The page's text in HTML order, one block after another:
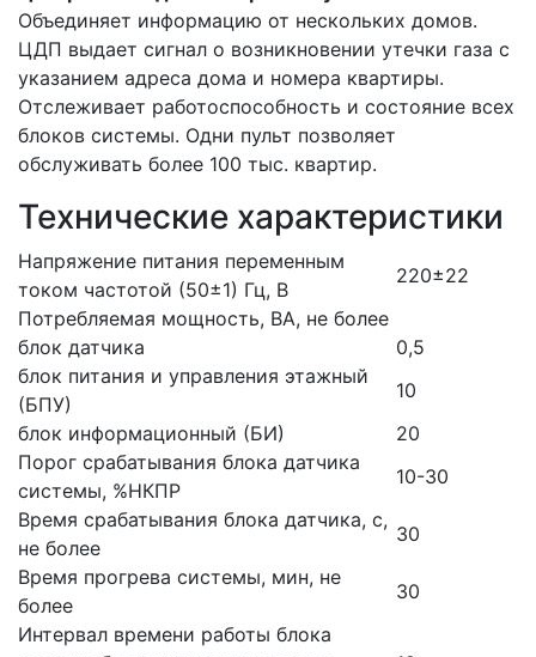
Объединяет информацию от нескольких домов.
ЦДП выдает сигнал о возникновении утечки газа с
указанием адреса дома и номера квартиры.
Отслеживает работоспособность и состояние всех
блоков системы. Одни пульт позволяет
обслуживать более 100 тыс. квартир.
Технические характеристики
Напряжение питания переменным
током частотой (50±1) Гц, В
220±22
Потребляемая мощность, ВА, не более
блок датчика
0,5
блок питания и управления этажный
(БПУ)
10
блок информационный (БИ)
20
Порог срабатывания блока датчика
системы, %НКПР
10-30
Время срабатывания блока датчика, с,
не более
30
Время прогрева системы, мин, не
более
30
Интервал времени работы блока